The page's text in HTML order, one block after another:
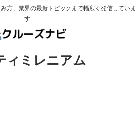
方、業界の最新トピックまで幅広く発信していま
す
ィミレニアム